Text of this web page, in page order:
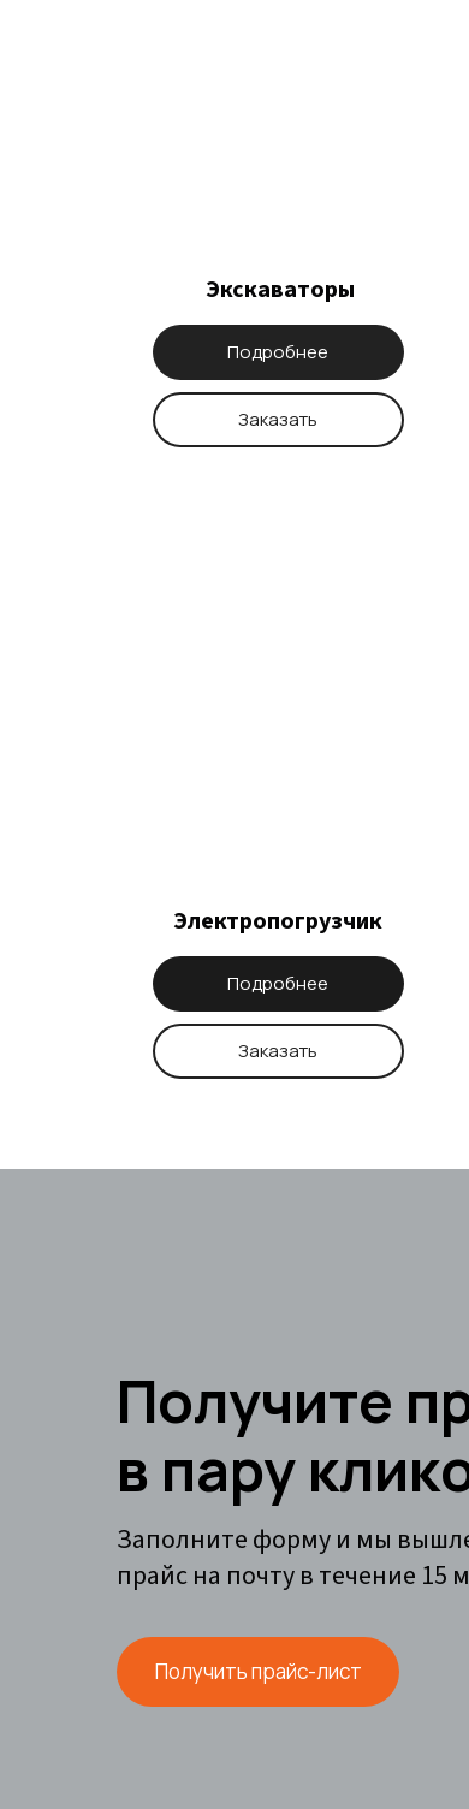
Экскаваторы
Подробнее
Заказать
Электропогрузчик
Подробнее
Заказать
Получить прайс-лист
Заполните форму и мы
прайс на почту в течение 15
Получите
в пару